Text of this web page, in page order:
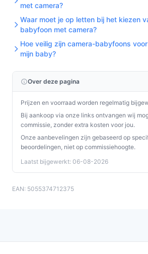
een waardevolle aanvulling op elk
jonge kinderen.
Ontdek alle specificaties en
bestebabyfoonmetcamera.nl. Kies
met camera?
Waar moet je op letten bij het kiezen
babyfoon met camera?
Hoe veilig zijn camera-babyfoons
mijn baby?
Over deze pagina
Prijzen en voorraad worden regelmatig
Bij aankoop via onze links ontvangen wij
commissie, zonder extra kosten voor jou.
Onze aanbevelingen zijn gebaseerd op
beoordelingen, niet op commissiehoogte.
Laatst bijgewerkt: 06-08-2026
EAN: 5055374712375